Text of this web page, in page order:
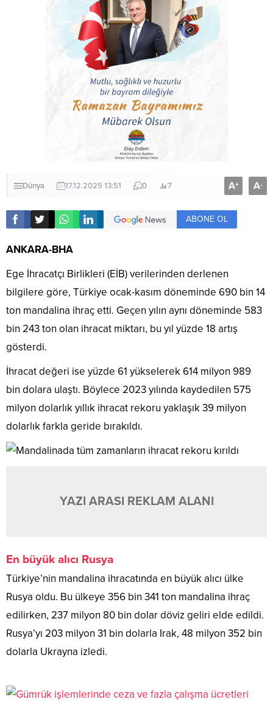
Dünya 17.12.2025 13:51 0 7 A+ A-
ABONE OL
ANKARA-BHA
Ege İhracatçı Birlikleri (EİB) verilerinden derlenen
bilgilere göre, Türkiye ocak-kasım döneminde 690 bin 14
ton mandalina ihraç etti. Geçen yılın aynı döneminde 583
bin 243 ton olan ihracat miktarı, bu yıl yüzde 18 artış
gösterdi.
İhracat değeri ise yüzde 61 yükselerek 614 milyon 989
bin dolara ulaştı. Böylece 2023 yılında kaydedilen 575
milyon dolarlık yıllık ihracat rekoru yaklaşık 39 milyon
dolarlık farkla geride bırakıldı.
YAZI ARASI REKLAM ALANI
En büyük alıcı Rusya
Türkiye’nin mandalina ihracatında en büyük alıcı ülke
Rusya oldu. Bu ülkeye 356 bin 341 ton mandalina ihraç
edilirken, 237 milyon 80 bin dolar döviz geliri elde edildi.
Rusya’yı 203 milyon 31 bin dolarla Irak, 48 milyon 352 bin
dolarla Ukrayna izledi.